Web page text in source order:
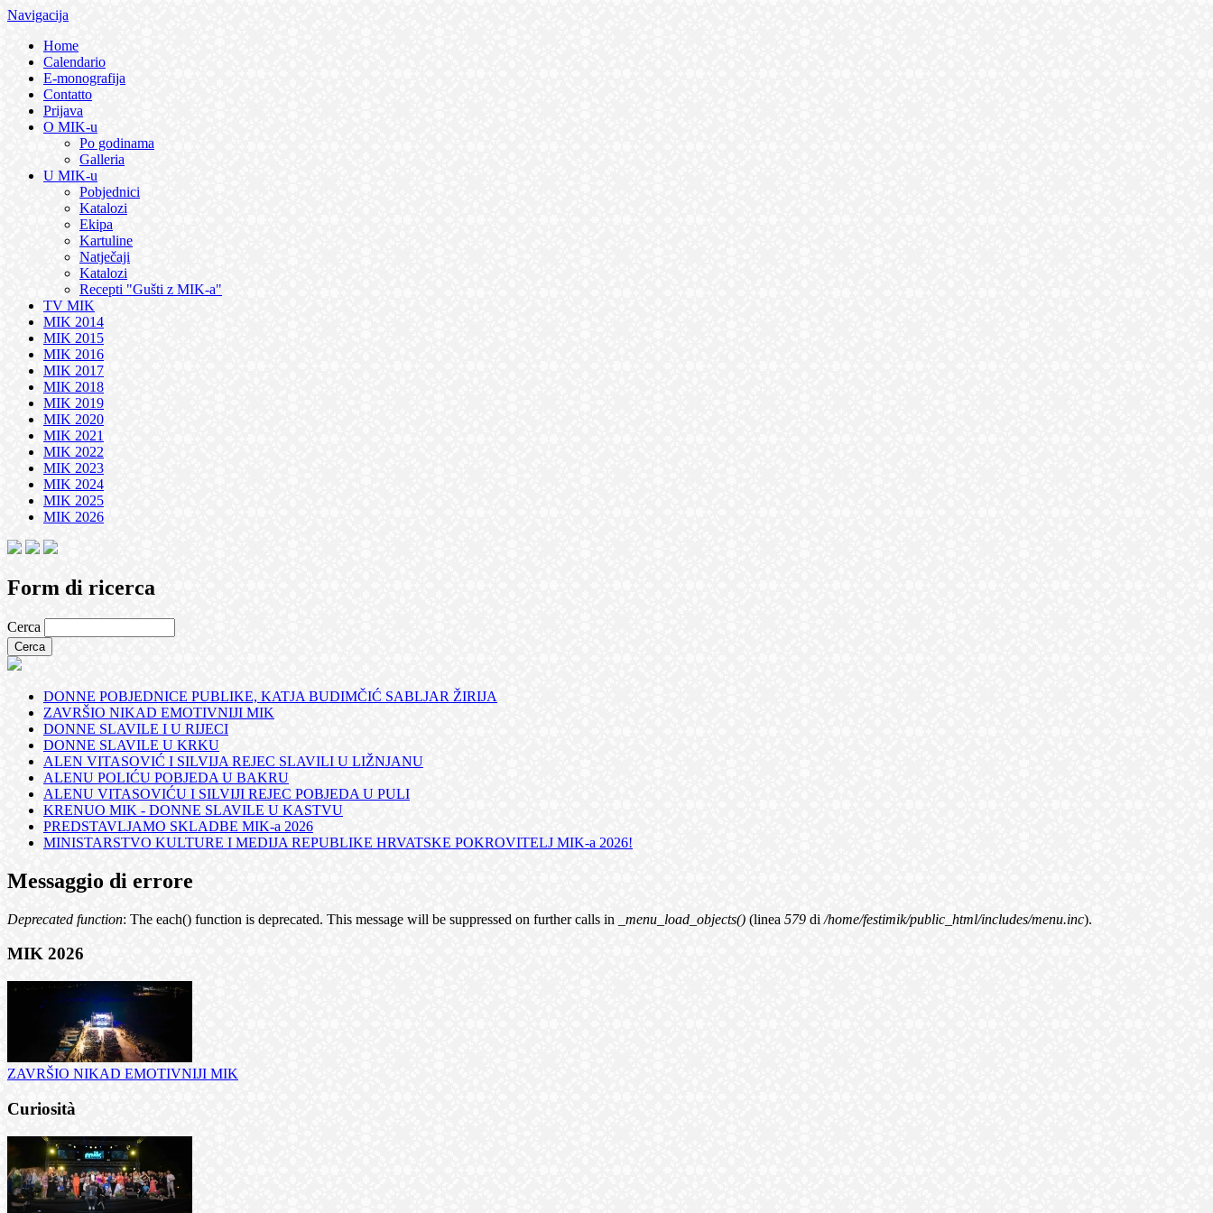
Navigacija
Home
Calendario
E-monografija
Contatto
Prijava
O MIK-u
Po godinama
Galleria
U MIK-u
Pobjednici
Katalozi
Ekipa
Kartuline
Natječaji
Katalozi
Recepti "Gušti z MIK-a"
TV MIK
MIK 2014
MIK 2015
MIK 2016
MIK 2017
MIK 2018
MIK 2019
MIK 2020
MIK 2021
MIK 2022
MIK 2023
MIK 2024
MIK 2025
MIK 2026
Form di ricerca
Cerca
DONNE POBJEDNICE PUBLIKE, KATJA BUDIMČIĆ SABLJAR ŽIRIJA
ZAVRŠIO NIKAD EMOTIVNIJI MIK
DONNE SLAVILE I U RIJECI
DONNE SLAVILE U KRKU
ALEN VITASOVIĆ I SILVIJA REJEC SLAVILI U LIŽNJANU
ALENU POLIĆU POBJEDA U BAKRU
ALENU VITASOVIĆU I SILVIJI REJEC POBJEDA U PULI
KRENUO MIK - DONNE SLAVILE U KASTVU
PREDSTAVLJAMO SKLADBE MIK-a 2026
MINISTARSTVO KULTURE I MEDIJA REPUBLIKE HRVATSKE POKROVITELJ MIK-a 2026!
Messaggio di errore
Deprecated function: The each() function is deprecated. This message will be suppressed on further calls in _menu_load_objects() (linea 579 di /home/festimik/public_html/includes/menu.inc).
MIK 2026
ZAVRŠIO NIKAD EMOTIVNIJI MIK
Curiosità